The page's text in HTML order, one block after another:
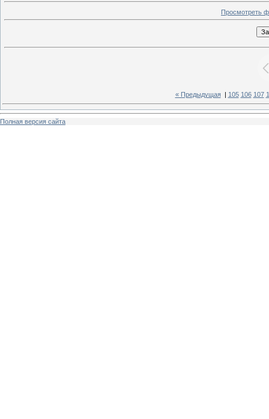
Просмотреть
« Предыдущая| 105 106 107
Полная версия сайта